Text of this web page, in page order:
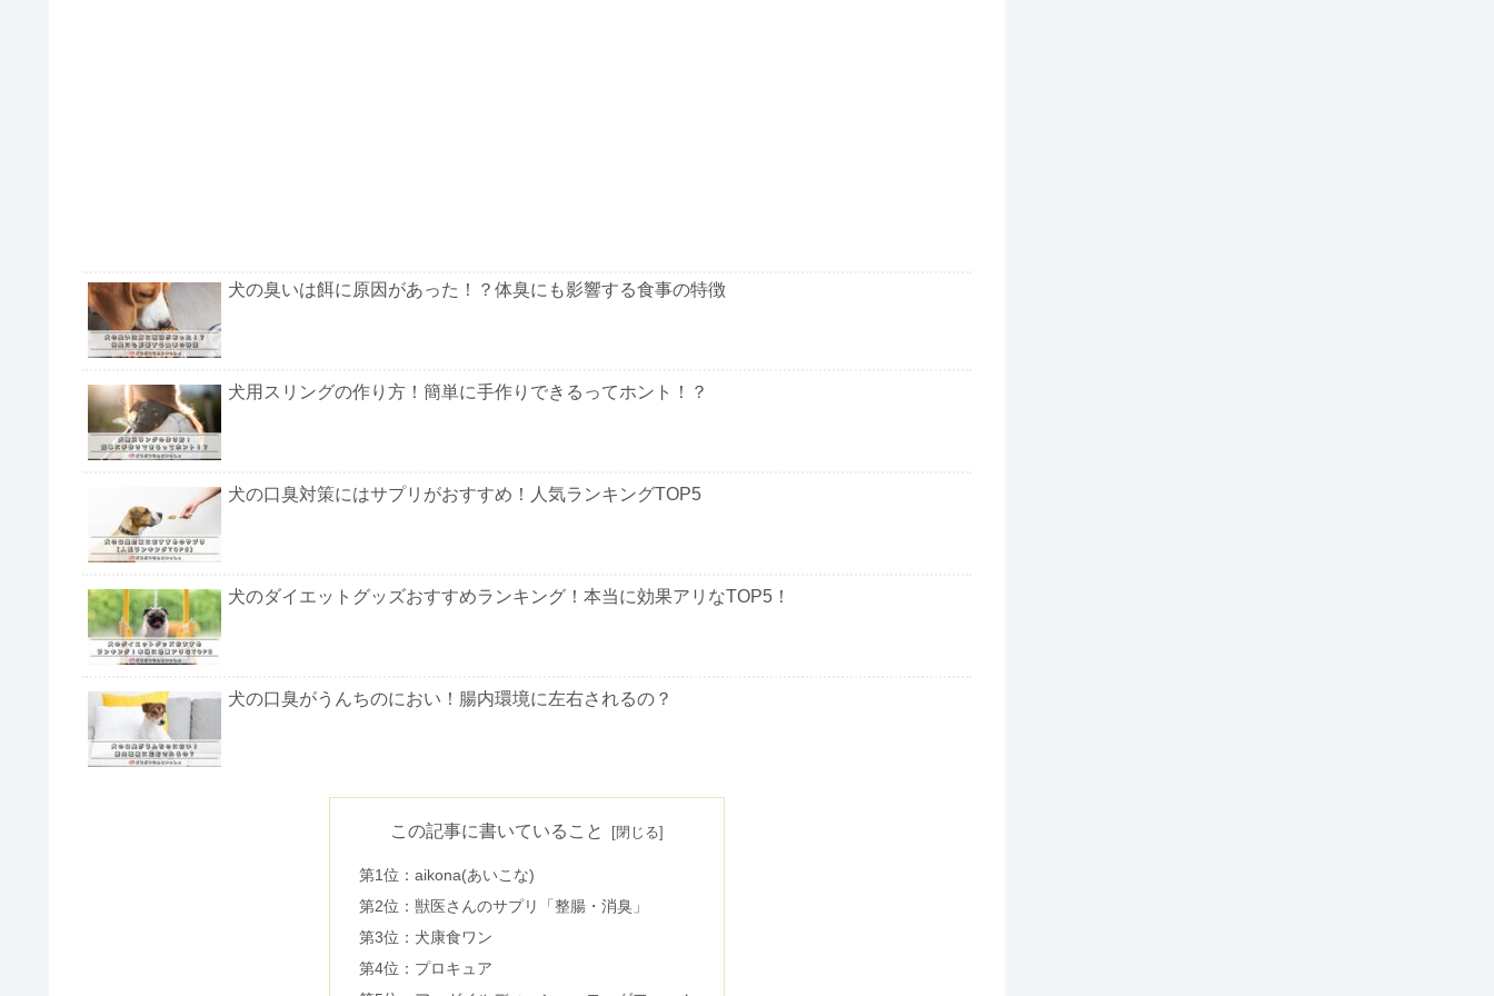
犬の臭いは餌に原因があった！？体臭にも影響する食事の特徴
犬用スリングの作り方！簡単に手作りできるってホント！？
犬の口臭対策にはサプリがおすすめ！人気ランキングTOP5
犬のダイエットグッズおすすめランキング！本当に効果アリなTOP5！
犬の口臭がうんちのにおい！腸内環境に左右されるの？
犬の口臭対策ランキング！効果的な10個の予防&改善方法を紹介
犬の臭いをドックフードで改善！体臭におすすめランキングTOP5！
この記事に書いていること
第1位：aikona(あいこな)
第2位：獣医さんのサプリ「整腸・消臭」
第3位：犬康食ワン
第4位：プロキュア